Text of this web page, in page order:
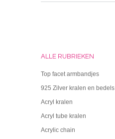
ALLE RUBRIEKEN
Top facet armbandjes
925 Zilver kralen en bedels
Acryl kralen
Acryl tube kralen
Acrylic chain